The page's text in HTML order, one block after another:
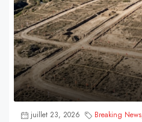
juillet 23, 2026 Breaking News